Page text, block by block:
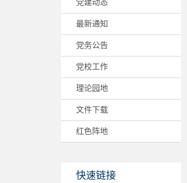
党建动态
最新通知
党务公告
党校工作
理论园地
文件下载
红色阵地
快速链接